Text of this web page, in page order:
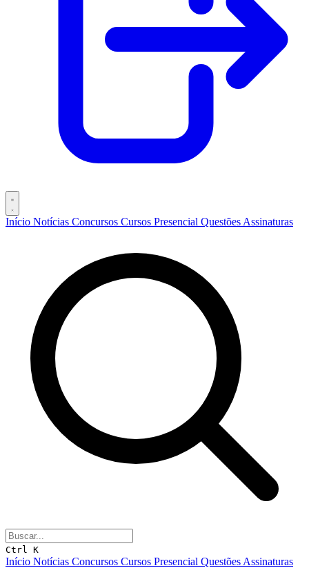
Início Notícias Concursos Cursos Presencial Questões Assinaturas
Ctrl K
Início Notícias Concursos Cursos Presencial Questões Assinaturas